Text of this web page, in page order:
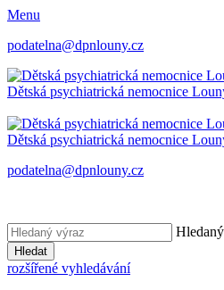
Menu
podatelna@dpnlouny.cz
Dětská psychiatrická nemocnice
Dětská psychiatrická nemocnice
podatelna@dpnlouny.cz
Hledat
rozšířené vyhledávání